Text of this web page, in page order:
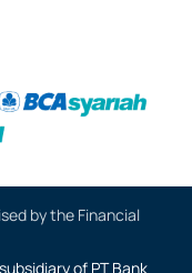
by the Financial
of PT Bank